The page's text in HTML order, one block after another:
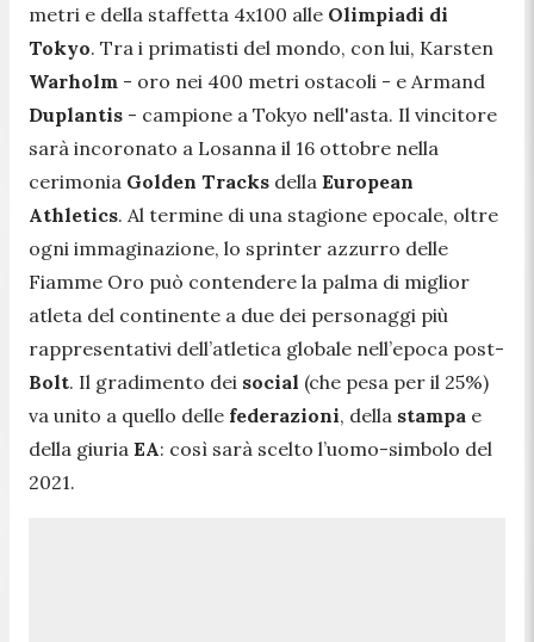
metri e della staffetta 4x100 alle Olimpiadi di
Tokyo. Tra i primatisti del mondo, con lui, Karsten
Warholm - oro nei 400 metri ostacoli - e Armand
Duplantis - campione a Tokyo nell'asta. Il vincitore
sarà incoronato a Losanna il 16 ottobre nella
cerimonia Golden Tracks della European
Athletics. Al termine di una stagione epocale, oltre
ogni immaginazione, lo sprinter azzurro delle
Fiamme Oro può contendere la palma di miglior
atleta del continente a due dei personaggi più
rappresentativi dell’atletica globale nell’epoca post-
Bolt. Il gradimento dei social (che pesa per il 25%)
va unito a quello delle federazioni, della stampa e
della giuria EA: così sarà scelto l’uomo-simbolo del
2021.